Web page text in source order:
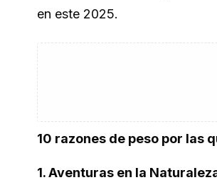
en este 2025.
10 razones de peso por las
1. Aventuras en la